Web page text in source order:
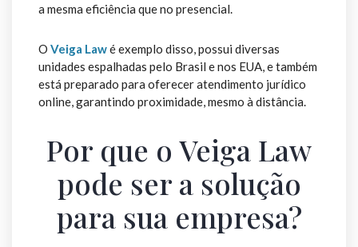
a mesma eficiência que no presencial.
O Veiga Lawé exemplo disso, possui diversas
unidades espalhadas pelo Brasil e nos EUA, e também
está preparado para oferecer atendimento jurídico
online, garantindo proximidade, mesmo à distância.
Por que o Veiga Law
pode ser a solução
para sua empresa?